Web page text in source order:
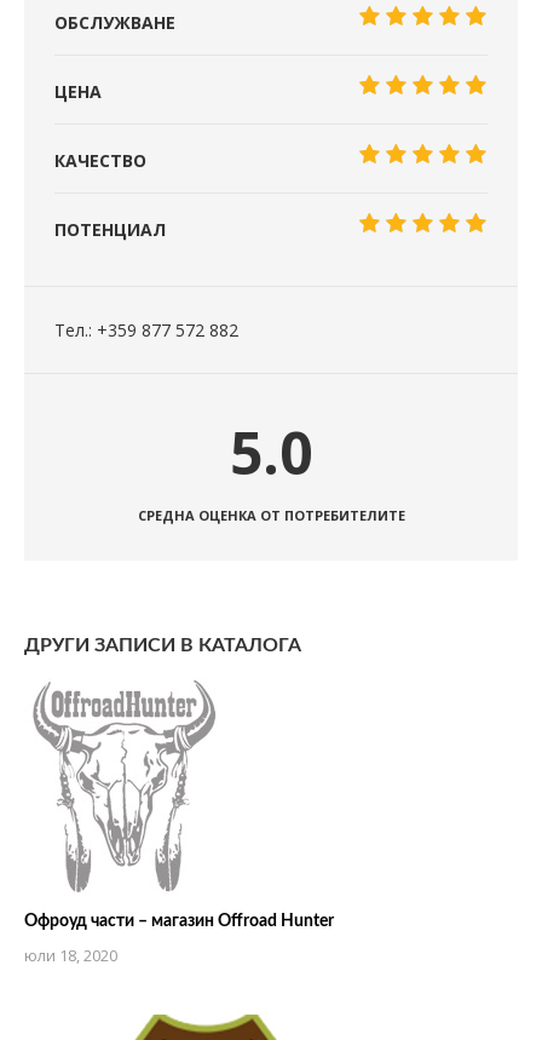
ОБСЛУЖВАНЕ
ЦЕНА
КАЧЕСТВО
ПОТЕНЦИАЛ
Тел.: +359 877 572 882
5.0
СРЕДНА ОЦЕНКА ОТ ПОТРЕБИТЕЛИТЕ
ДРУГИ ЗАПИСИ В КАТАЛОГА
Офроуд части – магазин Offroad Hunter
юли 18, 2020